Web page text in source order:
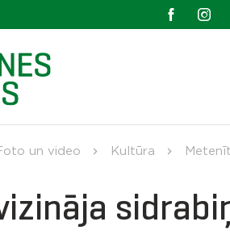
un video Kultūra